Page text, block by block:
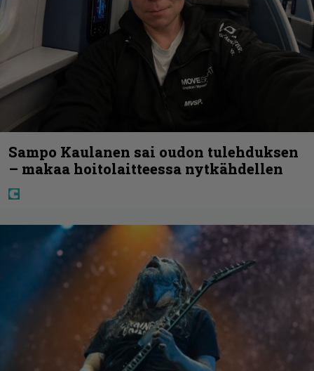
Sampo Kaulanen sai oudon tulehduksen
– makaa hoitolaitteessa nytkähdellen